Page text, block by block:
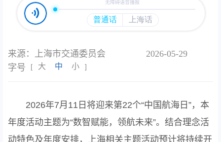
来源：上海市交通委员会
2026-05-29
字号
[ 大 中 小 ]
2026年7月11日将迎来第22个“中国航海日”，本
年度活动主题为“数智赋能，领航未来”。结合理念活
动特色及年度安排，上海相关主题活动预计将持续开